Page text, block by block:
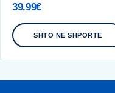
39.99€
SHTO NE SHPORTE